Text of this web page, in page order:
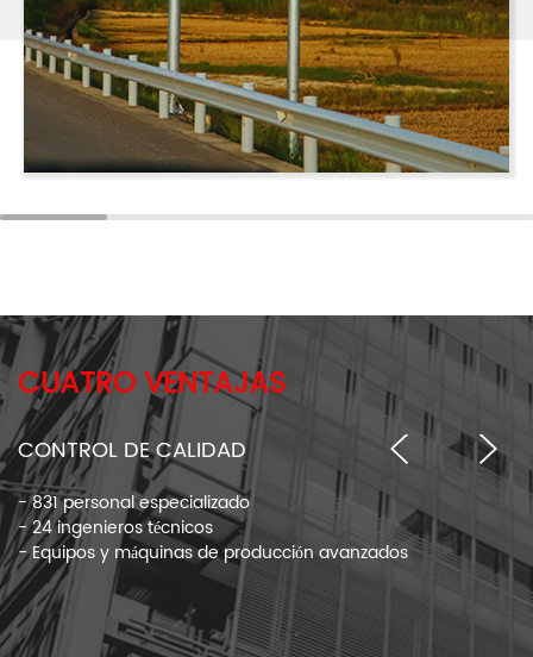
CUATRO VENTAJAS
CONTROL DE CALIDAD
- 831 personal especializado
- 24 ingenieros técnicos
- Equipos y máquinas de producción avanzados